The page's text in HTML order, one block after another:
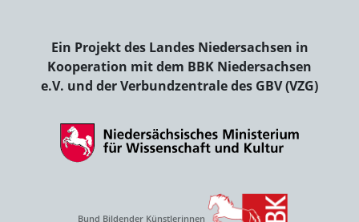
Ein Projekt des Landes Niedersachsen in
Kooperation mit dem BBK Niedersachsen
e.V. und der Verbundzentrale des GBV (VZG)
Bund Bildender Künstlerinnen